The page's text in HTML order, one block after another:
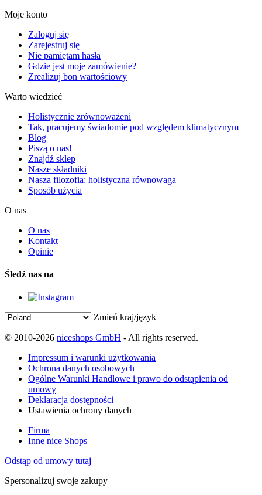
Moje konto
Zaloguj się
Zarejestruj się
Nie pamiętam hasła
Gdzie jest moje zamówienie?
Zrealizuj bon wartościowy
Warto wiedzieć
Holistycznie zrównoważeni
Tak, pracujemy świadomie pod względem klimatycznym
Blog
Piszą o nas!
Znajdź sklep
Nasze składniki
Nasza filozofia: holistyczna równowaga
Sposób użycia
O nas
O nas
Kontakt
Opinie
Śledź nas na
Zmień kraj/język
© 2010-2026 niceshops GmbH - All rights reserved.
Impressum i warunki użytkowania
Ochrona danych osobowych
Ogólne Warunki Handlowe i prawo do odstąpienia od
umowy
Deklaracja dostępności
Ustawienia ochrony danych
Firma
Inne nice Shops
Odstąp od umowy tutaj
Spersonalizuj swoje zakupy